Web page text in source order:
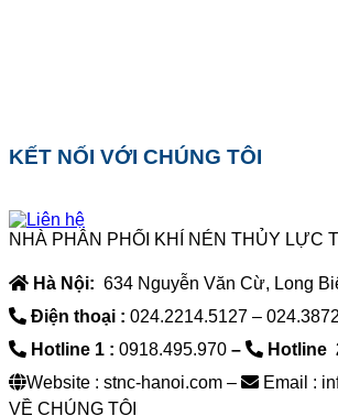
KẾT NỐI VỚI CHÚNG TÔI
NHÀ PHÂN PHỐI KHÍ NÉN THỦY LỰC
Hà Nội: 634 Nguyễn Văn Cừ, Long
Điện thoại : 024.2214.5127 –
Hotline 1 : 0918.495.970 – Hotline
Website : stnc-hanoi.com –
Email :
VỀ CHÚNG TÔI